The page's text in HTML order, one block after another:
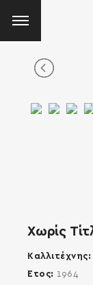
Χωρίς
Καλλιτέχνης
Έτος
1964